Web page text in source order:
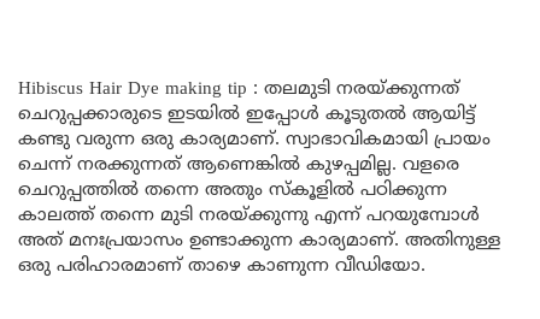
Hibiscus Hair Dye making tip : തലമുടി നരയ്ക്കുന്നത്
ചെറുപ്പക്കാരുടെ ഇടയിൽ ഇപ്പോൾ കൂടുതൽ ആയിട്ട്
കണ്ടു വരുന്ന ഒരു കാര്യമാണ്. സ്വാഭാവികമായി പ്രായം
ചെന്ന് നരക്കുന്നത് ആണെങ്കിൽ കുഴപ്പമില്ല. വളരെ
ചെറുപ്പത്തിൽ തന്നെ അതും സ്കൂളിൽ പഠിക്കുന്ന
കാലത്ത് തന്നെ മുടി നരയ്ക്കുന്നു എന്ന് പറയുമ്പോൾ
അത്‌ മനഃപ്രയാസം ഉണ്ടാക്കുന്ന കാര്യമാണ്. അതിനുള്ള
ഒരു പരിഹാരമാണ് താഴെ കാണുന്ന വീഡിയോ.